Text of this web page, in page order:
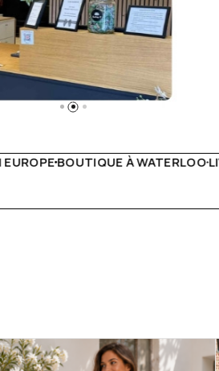
GRATUITE À PARTIR DE 150€